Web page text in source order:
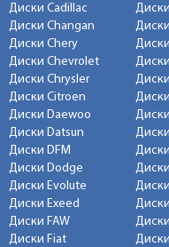
Диски Cadillac
Диски Changan
Диски Chery
Диски Chevrolet
Диски Chrysler
Диски Citroen
Диски Daewoo
Диски Datsun
Диски DFM
Диски Dodge
Диски Evolute
Диски Exeed
Диски FAW
Диски Fiat
Диски